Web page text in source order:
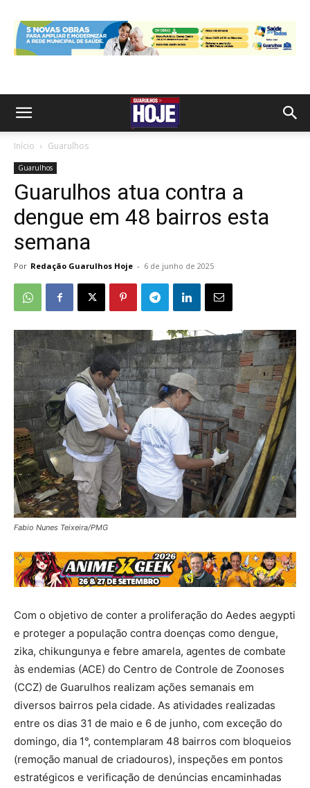
Início Guarulhos
Guarulhos
Guarulhos atua contra a
dengue em 48 bairros esta
semana
Por Redação Guarulhos Hoje - 6 de junho de 2025
Fabio Nunes Teixeira/PMG
Com o objetivo de conter a proliferação do Aedes aegypti
e proteger a população contra doenças como dengue,
zika, chikungunya e febre amarela, agentes de combate
às endemias (ACE) do Centro de Controle de Zoonoses
(CCZ) de Guarulhos realizam ações semanais em
diversos bairros pela cidade. As atividades realizadas
entre os dias 31 de maio e 6 de junho, com exceção do
domingo, dia 1°, contemplaram 48 bairros com bloqueios
(remoção manual de criadouros), inspeções em pontos
estratégicos e verificação de denúncias encaminhadas